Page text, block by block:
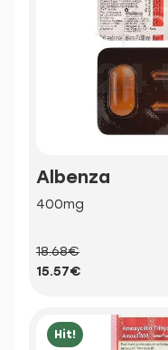
Albenza
400mg
18.68€
15.57€
Hit!